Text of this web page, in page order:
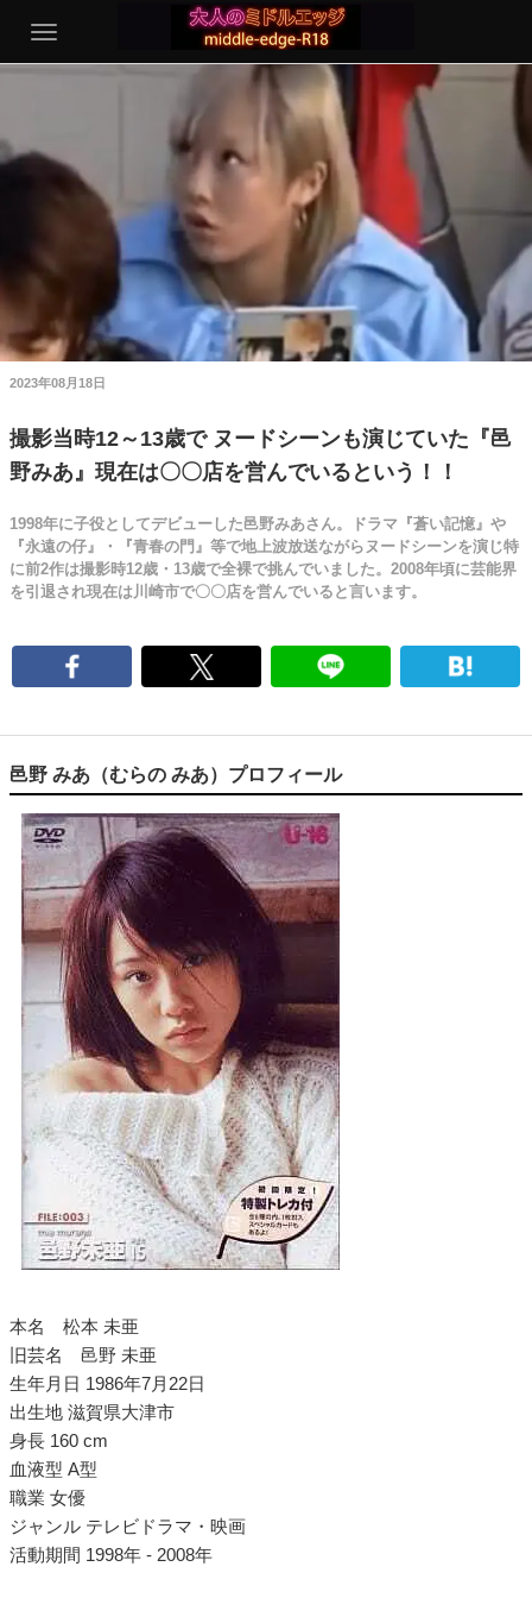
2023年08月18日
撮影当時12～13歳で ヌードシーンも演じていた『邑
野みあ』現在は〇〇店を営んでいるという！！
1998年に子役としてデビューした邑野みあさん。ドラマ『蒼い記憶』や
『永遠の仔』・『青春の門』等で地上波放送ながらヌードシーンを演じ特
に前2作は撮影時12歳・13歳で全裸で挑んでいました。2008年頃に芸能界
を引退され現在は川崎市で〇〇店を営んでいると言います。
邑野 みあ（むらの みあ）プロフィール
本名 松本 未亜
旧芸名 邑野 未亜
生年月日 1986年7月22日
出生地 滋賀県大津市
身長 160 cm
血液型 A型
職業 女優
ジャンル テレビドラマ・映画
活動期間 1998年 - 2008年